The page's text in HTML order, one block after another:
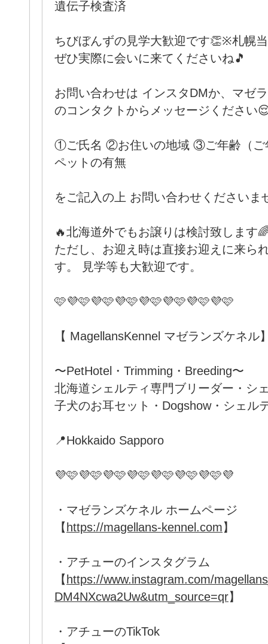
遺伝子検査済
ちびぼんずの見学大歓迎です👏※札幌
ぜひ実際に会いに来てくださいね🎵
お問い合わせは インスタDMか、マゼ
のコンタクトからメッセージください
①ご氏名 ②お住いの地域 ③ご年齢（ご
ペットの有無
をご記入の上 お問い合わせくださいま
🔥北海道外でもお譲りは検討致します
ただし、お迎え時は直接お迎えに来ら
す。 見学等も大歓迎です。
🩷💜🩷💜🩷💜🩷💜🩷💜🩷💜🩷💜🩷
【 MagellansKennel マゼランズケネル
〜PetHotel・Trimming・Breeding〜
北海道シェルティ専門ブリーダー・シ
子犬のお耳セット・Dogshow・シェル
📍Hokkaido Sapporo
💜🩷💜🩷💜🩷💜🩷💜🩷💜🩷💜🩷💜
・マゼランズケネル ホームページ
【 https://magellans-kennel.com】
・アチューのインスタグラム
【 https://www.instagram.com/
DM4NXcwa2Uw&utm_source=qr】
・アチューのTikTok